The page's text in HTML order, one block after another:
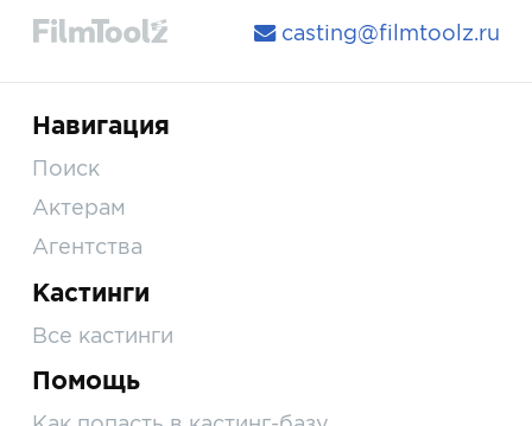
casting@filmtoolz.ru
Навигация
Поиск
Актерам
Агентства
Кастинги
Все кастинги
Помощь